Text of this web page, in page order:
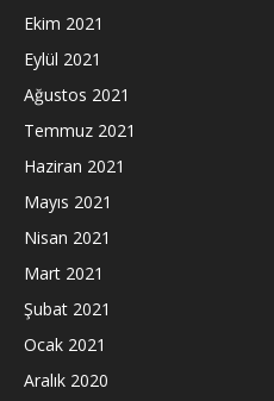
Ekim 2021
Eylül 2021
Ağustos 2021
Temmuz 2021
Haziran 2021
Mayıs 2021
Nisan 2021
Mart 2021
Şubat 2021
Ocak 2021
Aralık 2020